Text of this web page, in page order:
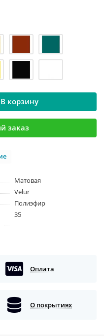
В корзину
заказ
Матовая
Velur
Полиэфир
35
Оплата
О покрытиях